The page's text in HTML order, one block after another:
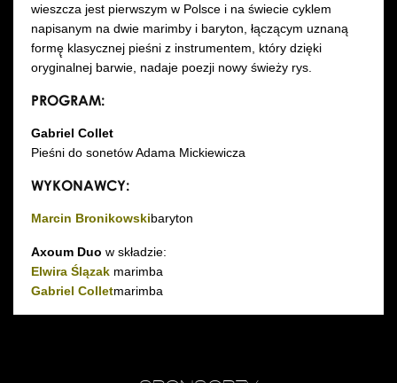
wieszcza jest pierwszym w Polsce i na świecie cyklem
napisanym na dwie marimby i baryton, łączącym uznaną
formę̨ klasycznej pieśni z instrumentem, który dzięki
oryginalnej barwie, nadaje poezji nowy świeży rys.
PROGRAM:
Gabriel Collet
Pieśni do sonetów Adama Mickiewicza
WYKONAWCY:
Marcin Bronikowskibaryton
Axoum Duo w składzie:
Elwira Ślązak marimba
Gabriel Colletmarimba